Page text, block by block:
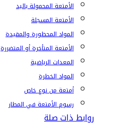
الأمتعة المحمولة باليد
الأمتعة المسجلة
المواد المحظورة والمقيدة
الأمتعة المتأخرة أو المتضررة
المعدات الرياضية
المواد الخطرة
أمتعة من نوع خاص
رسوم الأمتعة في المطار
روابط ذات صلة